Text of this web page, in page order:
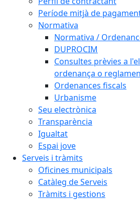
Període mitjà de
Normativa
Normativa /
DUPROCIM
Consultes prèvies a
ordenança o
Ordenances fiscals
Urbanisme
Seu electrònica
Transparència
Igualtat
Espai jove
Serveis i tràmits
Oficines municipals
Catàleg de Serveis
Tràmits i gestions